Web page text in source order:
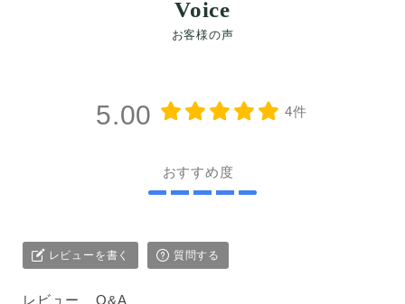
Voice
5.00 4件
おすすめ度
レビューを書く 質問する
レビュー Q&A